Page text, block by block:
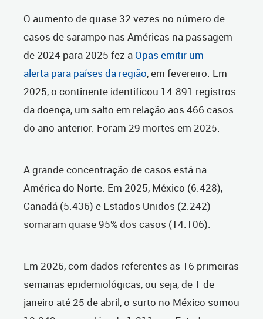
O aumento de quase 32 vezes no número de
casos de sarampo nas Américas na passagem
de 2024 para 2025 fez a Opas emitir um
alerta para países da região, em fevereiro. Em
2025, o continente identificou 14.891 registros
da doença, um salto em relação aos 466 casos
do ano anterior. Foram 29 mortes em 2025.
A grande concentração de casos está na
América do Norte. Em 2025, México (6.428),
Canadá (5.436) e Estados Unidos (2.242)
somaram quase 95% dos casos (14.106).
Em 2026, com dados referentes as 16 primeiras
semanas epidemiológicas, ou seja, de 1 de
janeiro até 25 de abril, o surto no México somou